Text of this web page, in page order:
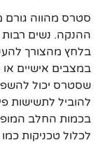
סטרס מהווה גורם
ההנקה. נשים
בלחץ מהצורך
במצבים אישיים
שסטרס יכול
להוביל לתשישות
בכמות החלב
לכלול טכניקות